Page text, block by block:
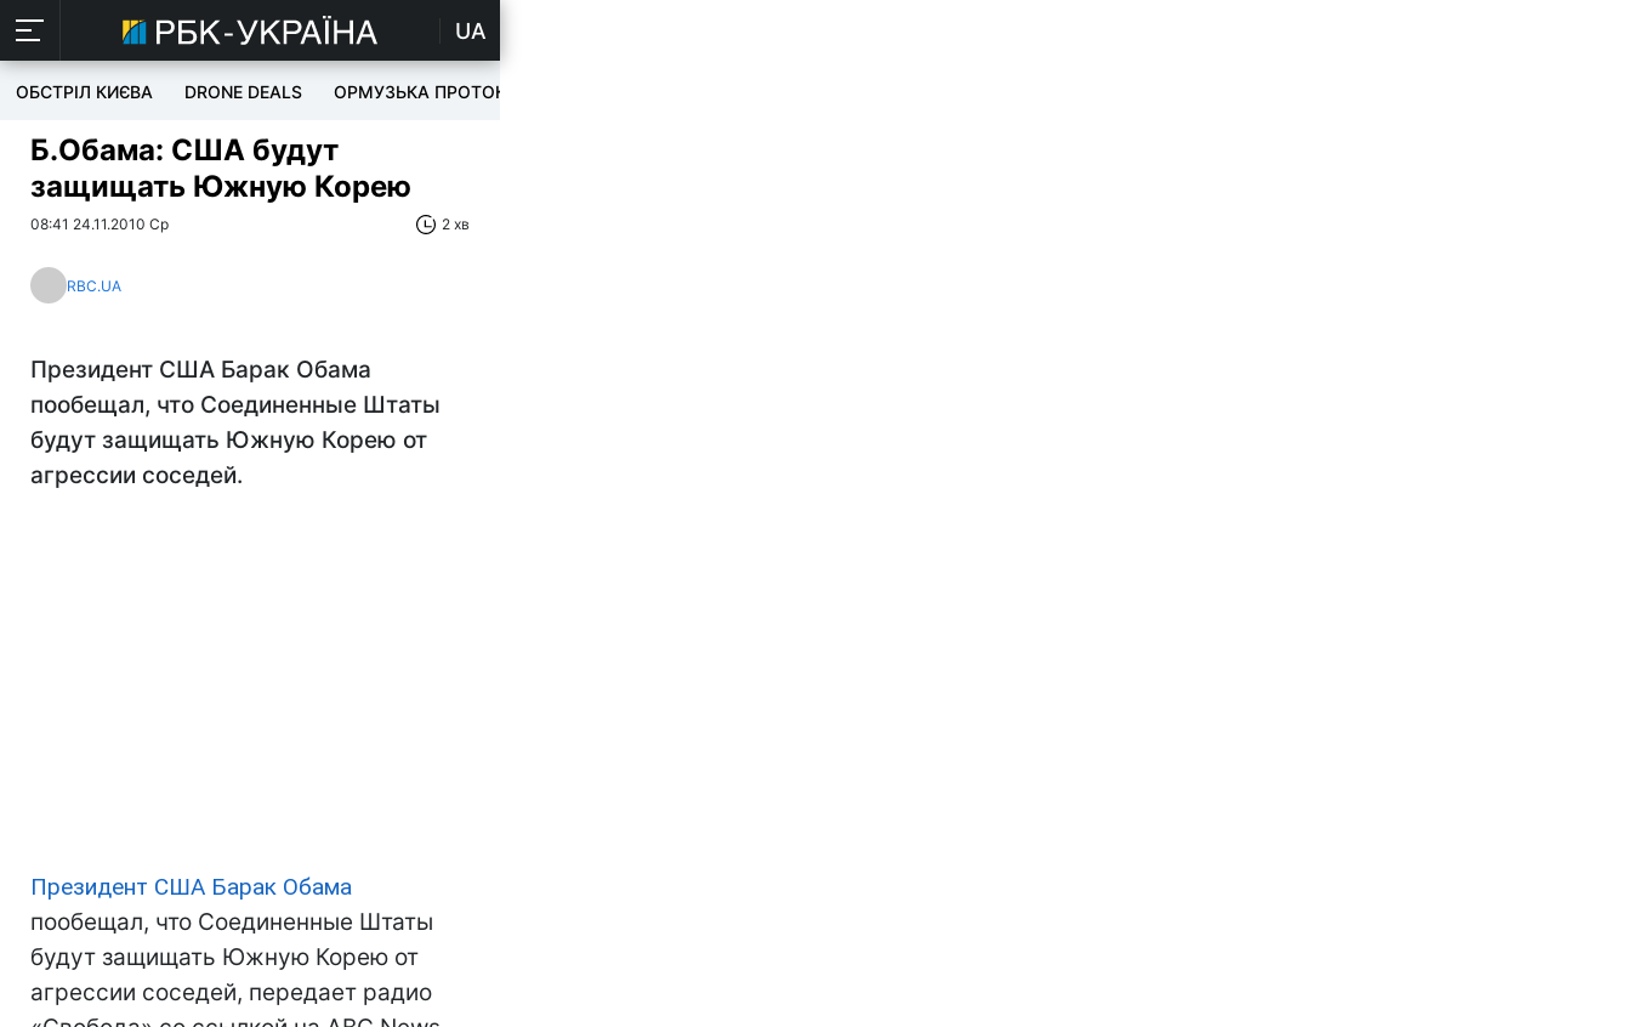
UA
ОБСТРІЛ КИЄВА DRONE DEALS ОРМУЗЬКА ПРОТОКА
Б.Обама: США будут
защищать Южную Корею
08:41 24.11.2010 Ср 2 хв
RBC.UA
Президент США Барак Обама
пообещал, что Соединенные Штаты
будут защищать Южную Корею от
агрессии соседей.
Президент США Барак Обама
пообещал, что Соединенные Штаты
будут защищать Южную Корею от
агрессии соседей, передает радио